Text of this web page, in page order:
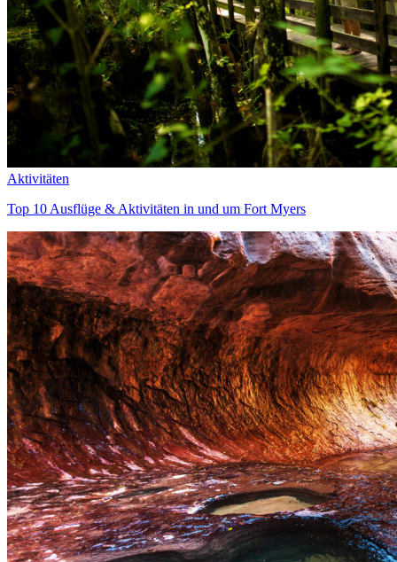
Aktivitäten
Top 10 Ausflüge & Aktivitäten in und um Fort Myers